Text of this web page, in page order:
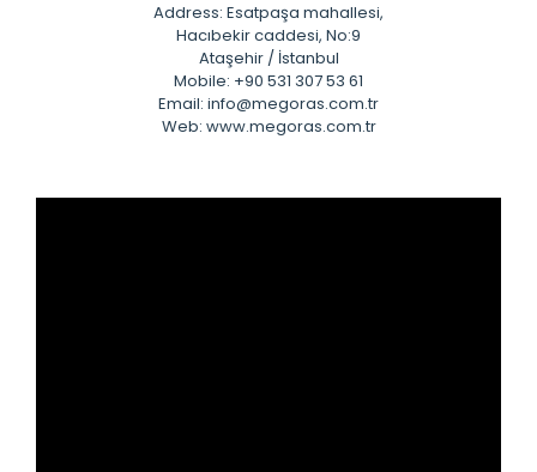
Address: Esatpaşa mahallesi,
Hacıbekir caddesi, No:9
Ataşehir / İstanbul
Mobile: +90 531 307 53 61
Email: info@megoras.com.tr
Web: www.megoras.com.tr